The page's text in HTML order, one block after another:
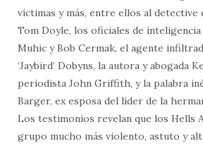
víctimas y más, entre ellos al detective
Tom Doyle, los oficiales de inteligencia
Muhic y Bob Cermak, el agente
‘Jaybird’ Dobyns, la autora y abogada
periodista John Griffith, y la palabra
Barger, ex esposa del líder de la
Los testimonios revelan que los Hells
grupo mucho más violento, astuto y